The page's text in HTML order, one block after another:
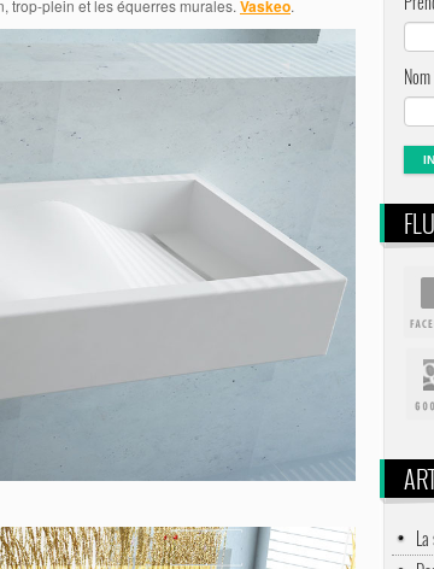
trop-plein et les équerres murales. Vaskeo.
Nom